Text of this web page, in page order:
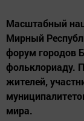
Масштабный
Мирный
форум городов
фольклориаду.
жителей,
мира.